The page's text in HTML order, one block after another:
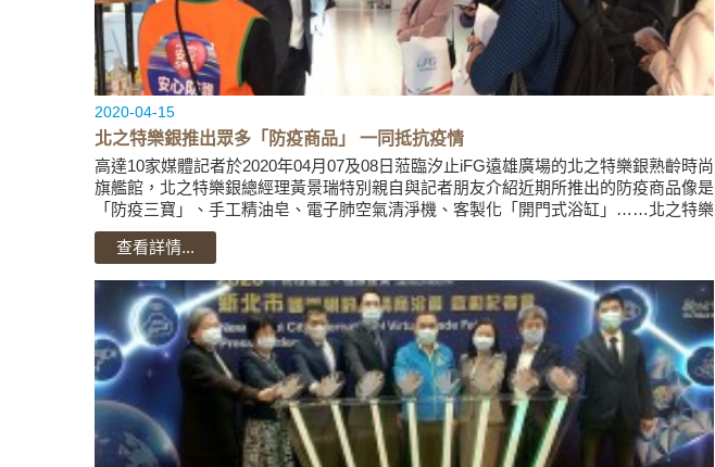
2020-04-15
北之特樂銀推出眾多「防疫商品」 一同抵抗疫情
高達10家媒體記者於2020年04月07及08日蒞臨汐止iFG遠雄廣場的北之特樂銀熟齡時尚
旗艦館，北之特樂銀總經理黃景瑞特別親自與記者朋友介紹近期所推出的防疫商品像是
「防疫三寶」、手工精油皂、電子肺空氣清淨機、客製化「開門式浴缸」……北之特樂
銀總經理黃景瑞特別...
查看詳情...